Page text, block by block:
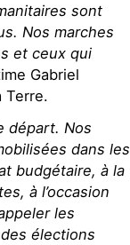
sont
Nos marches
et ceux qui
Gabriel
Terre.
départ. Nos
dans les
budgétaire, à la
à l’occasion
les
élections